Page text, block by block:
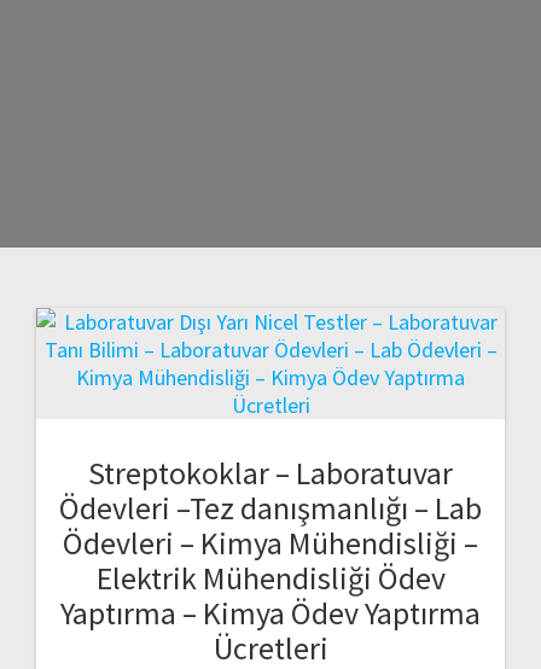
Streptokoklar – Laboratuvar
Ödevleri –Tez danışmanlığı – Lab
Ödevleri – Kimya Mühendisliği –
Elektrik Mühendisliği Ödev
Yaptırma – Kimya Ödev Yaptırma
Ücretleri